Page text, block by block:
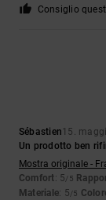
Consiglio
Sébastien15.
Un prodotto ben
Mostra originale -
Comfort: 5/5
Materiale: 5/5